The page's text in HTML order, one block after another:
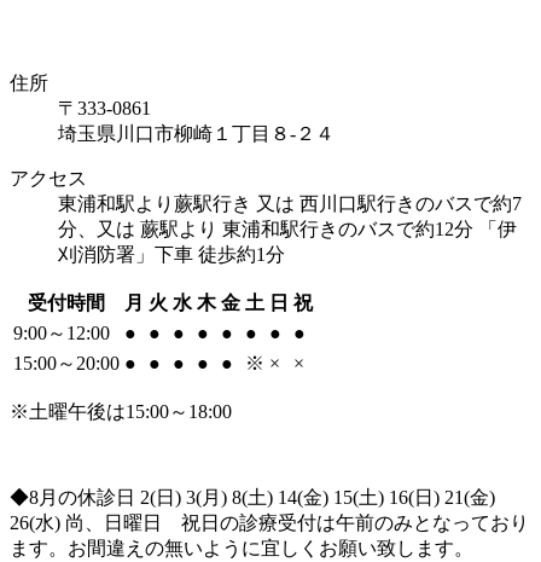
住所
〒333-0861
埼玉県川口市柳崎１丁目８-２４
アクセス
東浦和駅より蕨駅行き 又は 西川口駅行きのバスで約7
分、又は 蕨駅より 東浦和駅行きのバスで約12分 「伊
刈消防署」下車 徒歩約1分
受付時間 月 火 水 木 金 土 日 祝
9:00～12:00
● ● ● ● ● ● ●
●
15:00～20:00 ● ● ● ● ● ※ × ×
※土曜午後は15:00～18:00
◆8月の休診日 2(日) 3(月) 8(土) 14(金) 15(土) 16(日) 21(金)
26(水) 尚、日曜日 祝日の診療受付は午前のみとなっており
ます。お間違えの無いように宜しくお願い致します。